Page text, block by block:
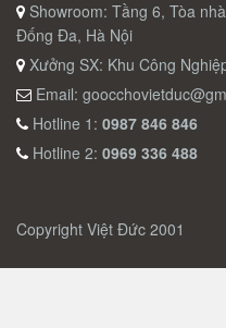
Showroom: Tầng 6, Tòa
Đống Đa, Hà Nội
Xưởng SX: Khu Công
Email:
Hotline 1: 0987 846 846
Hotline 2: 0969 336 488
Copyright Việt Đức 2001